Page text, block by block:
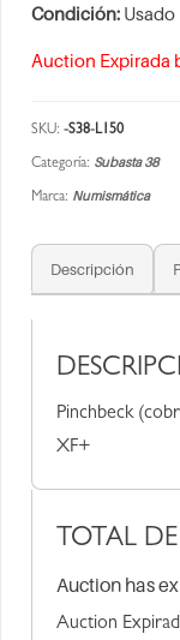
Condición: Usado
Auction Expirada
SKU: -S38-L150
Categoría: Subasta 38
Marca: Numismática
Descripción
Pinchbeck
XF+
TOTAL
Auction has
Auction